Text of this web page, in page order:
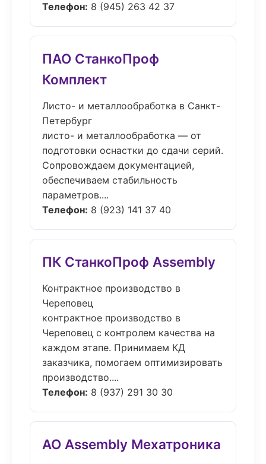
Телефон: 8 (945) 263 42 37
ПАО СтанкоПроф
Комплект
Листо- и металлообработка в Санкт-
Петербург
листо- и металлообработка — от
подготовки оснастки до сдачи серий.
Сопровождаем документацией,
обеспечиваем стабильность
параметров....
Телефон: 8 (923) 141 37 40
ПК СтанкоПроф Assembly
Контрактное производство в
Череповец
контрактное производство в
Череповец с контролем качества на
каждом этапе. Принимаем КД
заказчика, помогаем оптимизировать
производство....
Телефон: 8 (937) 291 30 30
АО Assembly Мехатроника